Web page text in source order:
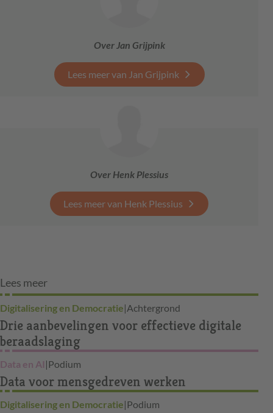
Over Jan Grijpink
Lees meer van Jan Grijpink
Over Henk Plessius
Lees meer van Henk Plessius
Lees meer
Digitalisering en Democratie|Achtergrond
Drie aanbevelingen voor effectieve digitale
beraadslaging
Data en AI |Podium
Data voor mensgedreven werken
Digitalisering en Democratie|Podium